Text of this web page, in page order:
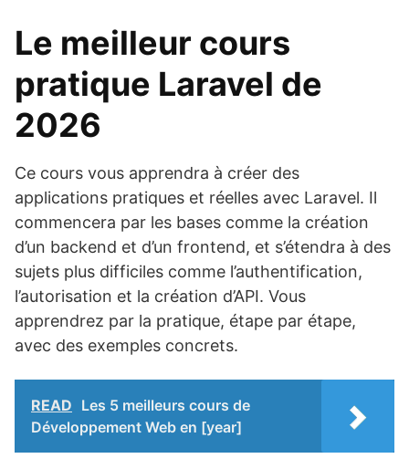
Le meilleur cours
pratique Laravel de
2026
Ce cours vous apprendra à créer des
applications pratiques et réelles avec Laravel. Il
commencera par les bases comme la création
d’un backend et d’un frontend, et s’étendra à des
sujets plus difficiles comme l’authentification,
l’autorisation et la création d’API. Vous
apprendrez par la pratique, étape par étape,
avec des exemples concrets.
READ Les 5 meilleurs cours de
Développement Web en [year]